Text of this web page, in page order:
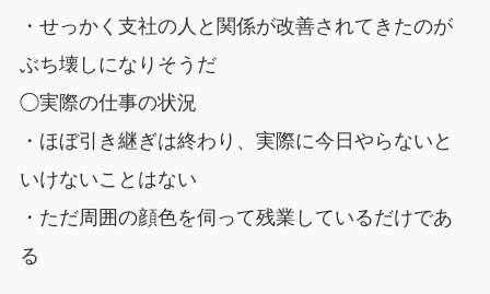
・せっかく支社の人と関係が改善されてきたのが
ぶち壊しになりそうだ
◯実際の仕事の状況
・ほぼ引き継ぎは終わり、実際に今日やらないと
いけないことはない
・ただ周囲の顔色を伺って残業しているだけであ
る